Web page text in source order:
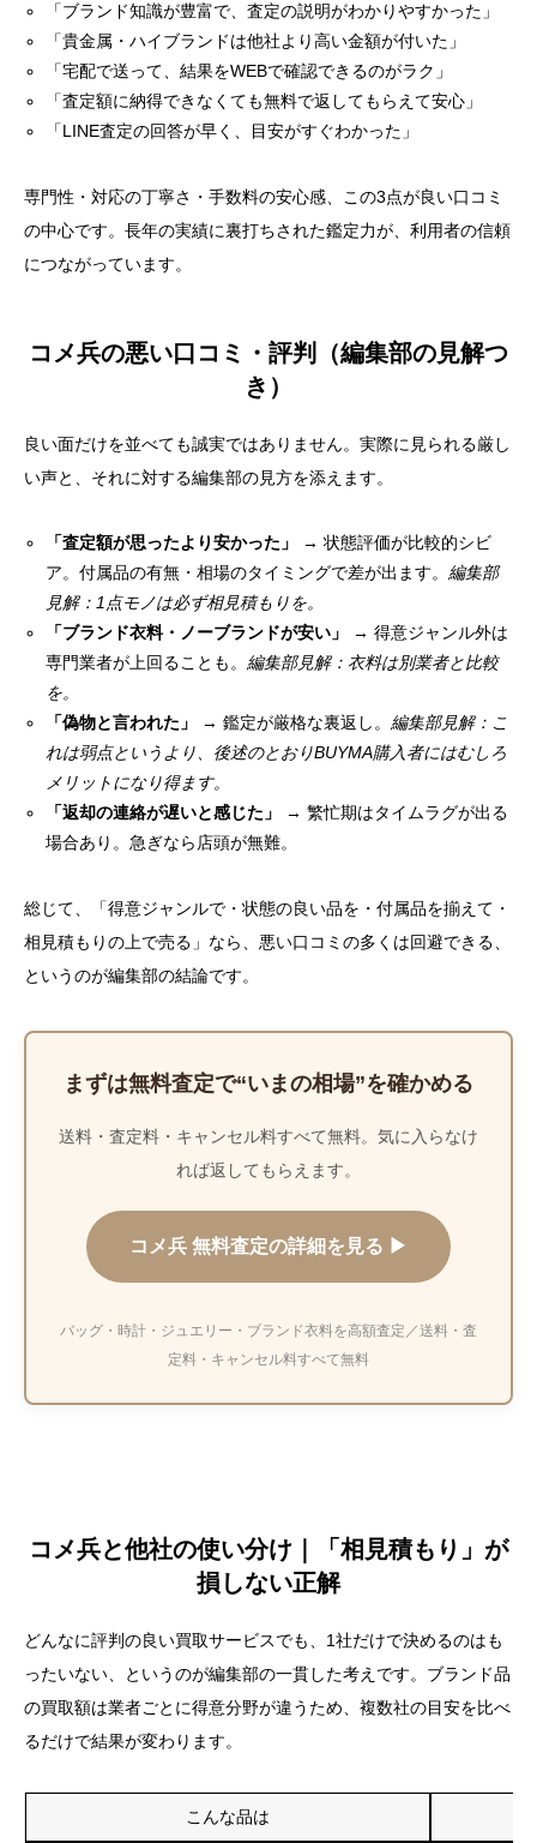
「ブランド知識が豊富で、査定の説明がわかりやすかった」
「貴金属・ハイブランドは他社より高い金額が付いた」
「宅配で送って、結果をWEBで確認できるのがラク」
「査定額に納得できなくても無料で返してもらえて安心」
「LINE査定の回答が早く、目安がすぐわかった」
専門性・対応の丁寧さ・手数料の安心感、この3点が良い口コミ
の中心です。長年の実績に裏打ちされた鑑定力が、利用者の信頼
につながっています。
コメ兵の悪い口コミ・評判（編集部の見解つ
き）
良い面だけを並べても誠実ではありません。実際に見られる厳し
い声と、それに対する編集部の見方を添えます。
「査定額が思ったより安かった」
→ 状態評価が比較的シビ
ア。付属品の有無・相場のタイミングで差が出ます。編集部
見解：1点モノは必ず相見積もりを。
「ブランド衣料・ノーブランドが安い」
→ 得意ジャンル外は
専門業者が上回ることも。編集部見解：衣料は別業者と比較
を。
「偽物と言われた」
→ 鑑定が厳格な裏返し。編集部見解：こ
れは弱点というより、後述のとおりBUYMA購入者にはむしろ
メリットになり得ます。
「返却の連絡が遅いと感じた」
→ 繁忙期はタイムラグが出る
場合あり。急ぎなら店頭が無難。
総じて、「得意ジャンルで・状態の良い品を・付属品を揃えて・
相見積もりの上で売る」なら、悪い口コミの多くは回避できる、
というのが編集部の結論です。
まずは無料査定で“いまの相場”を確かめる
送料・査定料・キャンセル料すべて無料。気に入らなけ
れば返してもらえます。
コメ兵 無料査定の詳細を見る ▶
バッグ・時計・ジュエリー・ブランド衣料を高額査定／送料・査
定料・キャンセル料すべて無料
コメ兵と他社の使い分け｜「相見積もり」が
損しない正解
どんなに評判の良い買取サービスでも、1社だけで決めるのはも
ったいない、というのが編集部の一貫した考えです。ブランド品
の買取額は業者ごとに得意分野が違うため、複数社の目安を比べ
るだけで結果が変わります。
こんな品は